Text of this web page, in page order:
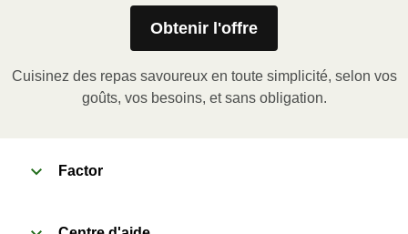
Microwave meal on HIGH for 2-3 minutes.
Remove meal, let cool, peel off film, plate and
Obtenir l'offre
Cuisinez des repas savoureux en toute simplicité, selon vos
goûts, vos besoins, et sans obligation.
Factor